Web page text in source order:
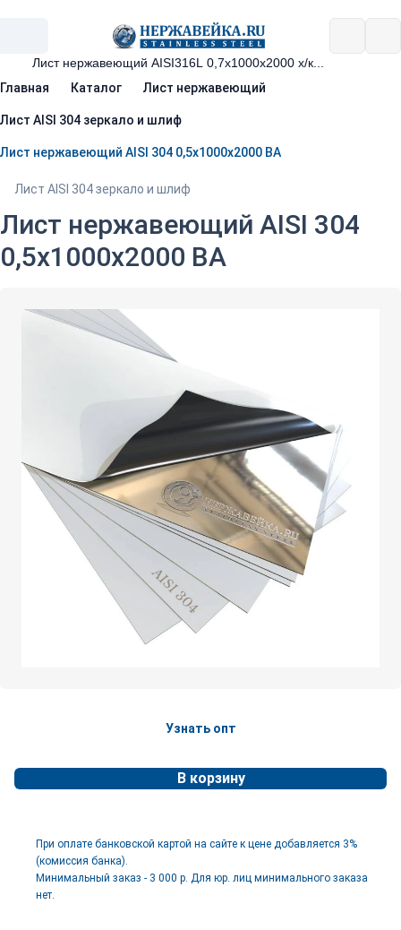
Главная Каталог Лист нержавеющий
Лист AISI 304 зеркало и шлиф
Лист нержавеющий AISI 304 0,5х1000х2000 BA
Лист AISI 304 зеркало и шлиф
Лист нержавеющий AISI 304
0,5х1000х2000 BA
Узнать опт
В корзину
При оплате банковской картой на сайте к цене добавляется 3%
(комиссия банка).
Минимальный заказ - 3 000 р. Для юр. лиц минимального заказа
нет.